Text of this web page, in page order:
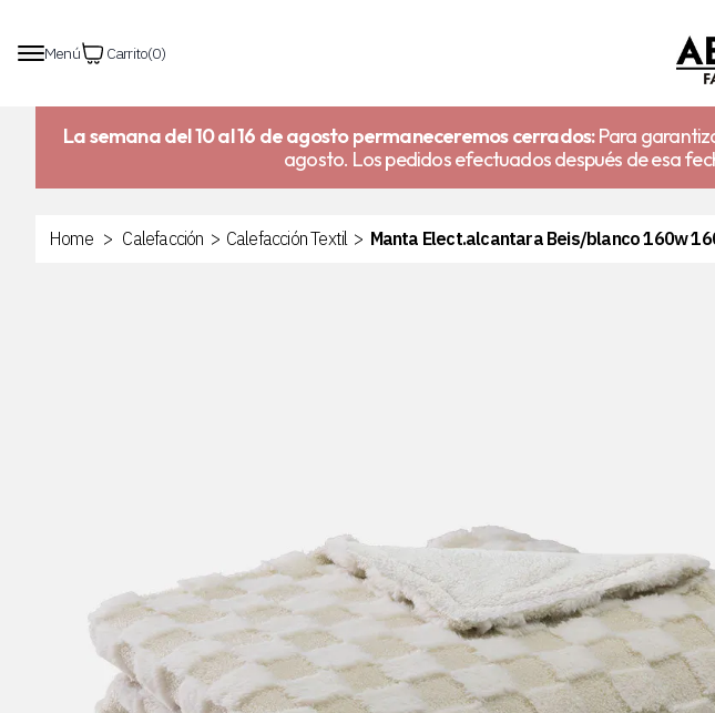
Menú Carrito(0)
La semana del 10 al 16 de agosto permaneceremos cerrados:Para
agosto. Los pedidos efectuados después de esa
Home > Calefacción > Calefacción Textil > Manta Elect.alcantara Beis/blanco 160w